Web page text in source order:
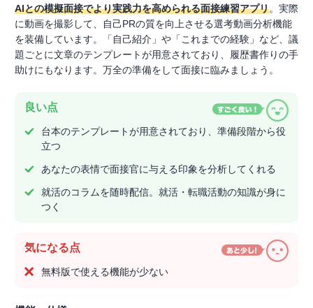
AIとの模擬面接でより実践力を高められる面接練習アプリ。実際
に動画を撮影して、自己PRの質を向上させる選考動画分析機能
を装備しています。「自己紹介」や「これまでの経験」など、議
題ごとに文章のテンプレートが用意されており、履歴書作りの手
助けにもなります。万全の準備をして面接に臨みましょう。
良い点
台本のテンプレートが用意されており、準備段階から役
立つ
あなたの表情で面接官に与える印象を分析してくれる
就活のコラムを随時配信。就活・転職活動の知識が身に
つく
気になる点
無料版で使える機能が少ない